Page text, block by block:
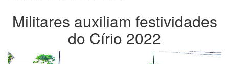
Militares auxiliam festividades
do Círio 2022